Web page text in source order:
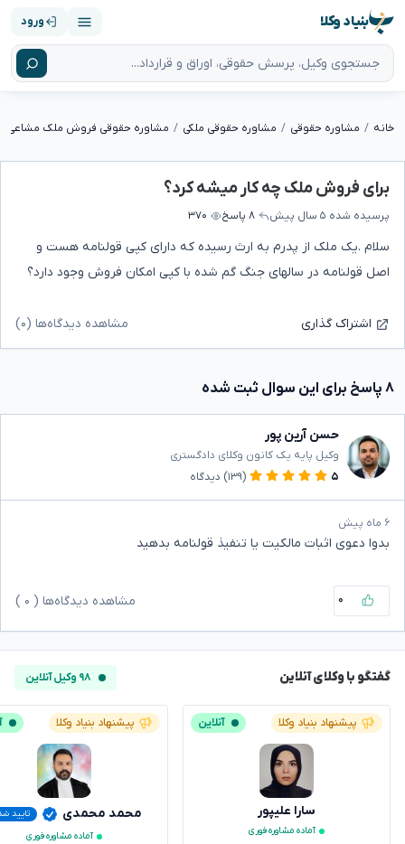
بنیاد وکلا ورود
خانه مشاوره حقوقی مشاوره حقوقی ملکی مشاوره حقوقی فروش ملک مشاعی
برای فروش ملک چه کار میشه کرد؟
پرسیده شده ۵ سال پیش ۸ پاسخ ۳۷۰
سلام .یک ملک از پدرم به ارث رسیده که دارای کپی قولنامه هست و
اصل قولنامه در سالهای جنگ گم شده با کپی امکان فروش وجود دارد؟
اشتراک گذاری مشاهده دیدگاه‌ها (۰)
۸ پاسخ برای این سوال ثبت شده
حسن آرین پور
وکیل پایه یک کانون وکلای دادگستری
۵
(۱۳۹) دیدگاه
۶ ماه پیش
بدوا دعوی اثبات مالکیت یا تنفیذ قولنامه بدهید‌
۰ مشاهده دیدگاه‌ها ( ۰
گفتگو با وکلای آنلاین ۹۸ وکیل آنلاین
پیشنهاد بنیاد وکلا آنلاین
سارا علیپور
آماده مشاوره فوری
پیشنهاد بنیاد وکلا
محمد محمدی
تایید
آماده مشاوره فوری